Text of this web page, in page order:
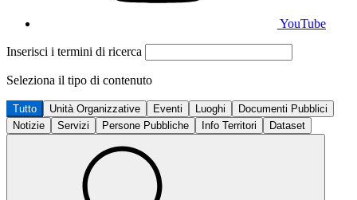
YouTube
Inserisci i termini di ricerca
Seleziona il tipo di contenuto
Tutto Unità Organizzative Eventi Luoghi
Documenti Pubblici
Notizie
Servizi Persone Pubbliche Info Territori Dataset